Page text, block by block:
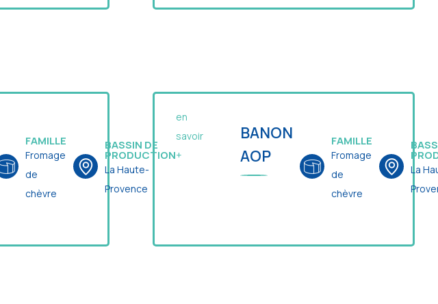
FAMILLE
Fromage
de
chèvre
BASSIN DE
PRODUCTION
La Haute-
Provence
en
savoir
+
BANON
AOP
FAMILLE
Fromage
de
chèvre
La